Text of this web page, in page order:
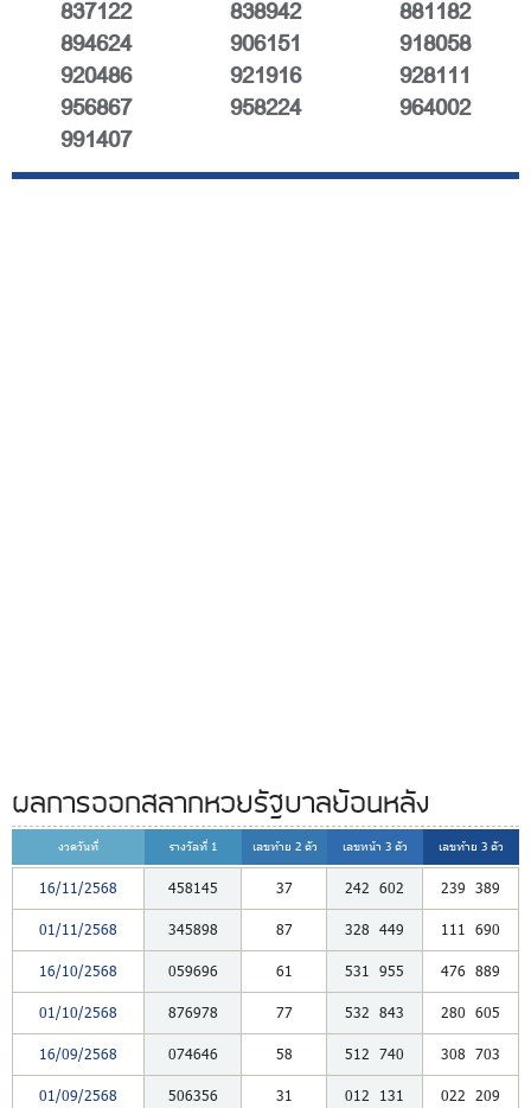
837122 838942 881182
894624 906151 918058
920486 921916 928111
956867 958224 964002
991407
ผลการออกสลากหวยรัฐบาลย้อนหลัง
งวดวันที่ รางวัลที่ 1 เลขท้าย 2 ตัว เลขหน้า 3 ตัว เลขท้าย 3 ตัว
16/11/2568 458145 37 242 602 239 389
01/11/2568 345898 87 328 449 111 690
16/10/2568 059696 61 531 955 476 889
01/10/2568 876978 77 532 843 280 605
16/09/2568 074646 58 512 740 308 703
01/09/2568 506356 31 012 131 022 209